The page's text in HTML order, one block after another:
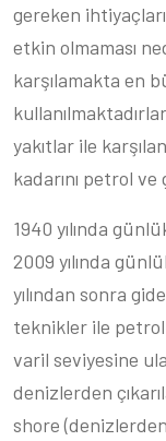
gereken
etkin olmaması
karşılamakta en
yakıtlar ile
kadarını petrol ve
1940 yılında
2009 yılında
yılından sonra
teknikler ile petrol
varil seviyesine
denizlerden
shore